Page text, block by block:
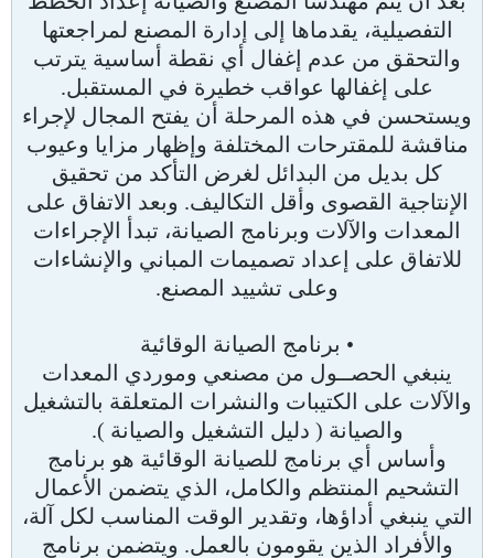
التفصيلية، يقدماها إلى إدارة المصنع لمراجعتها
والتحقق من عدم إغفال أي نقطة أساسية يترتب
على إغفالها عواقب خطيرة في المستقبل.
ويستحسن في هذه المرحلة أن يفتح المجال لإجراء
مناقشة للمقترحات المختلفة وإظهار مزايا وعيوب
كل بديل من البدائل لغرض التأكد من تحقيق
الإنتاجية القصوى وأقل التكاليف. وبعد الاتفاق على
المعدات والآلات وبرنامج الصيانة، تبدأ الإجراءات
للاتفاق على إعداد تصميمات المباني والإنشاءات
وعلى تشييد المصنع.
• برنامج الصيانة الوقائية
ينبغي الحصــول من مصنعي وموردي المعدات
والآلات على الكتيبات والنشرات المتعلقة بالتشغيل
والصيانة ( دليل التشغيل والصيانة ).
وأساس أي برنامج للصيانة الوقائية هو برنامج
التشحيم المنتظم والكامل، الذي يتضمن الأعمال
التي ينبغي أداؤها، وتقدير الوقت المناسب لكل آلة،
والأفراد الذين يقومون بالعمل. ويتضمن برنامج